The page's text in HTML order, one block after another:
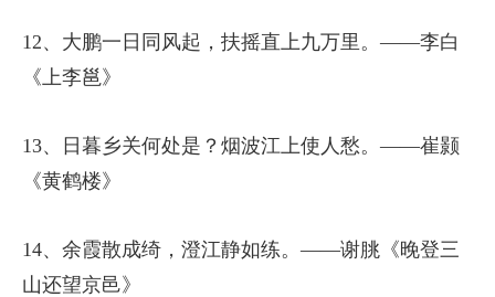
12、大鹏一日同风起，扶摇直上九万里。——李白
《上李邕》
13、日暮乡关何处是？烟波江上使人愁。——崔颢
《黄鹤楼》
14、余霞散成绮，澄江静如练。——谢朓《晚登三
山还望京邑》